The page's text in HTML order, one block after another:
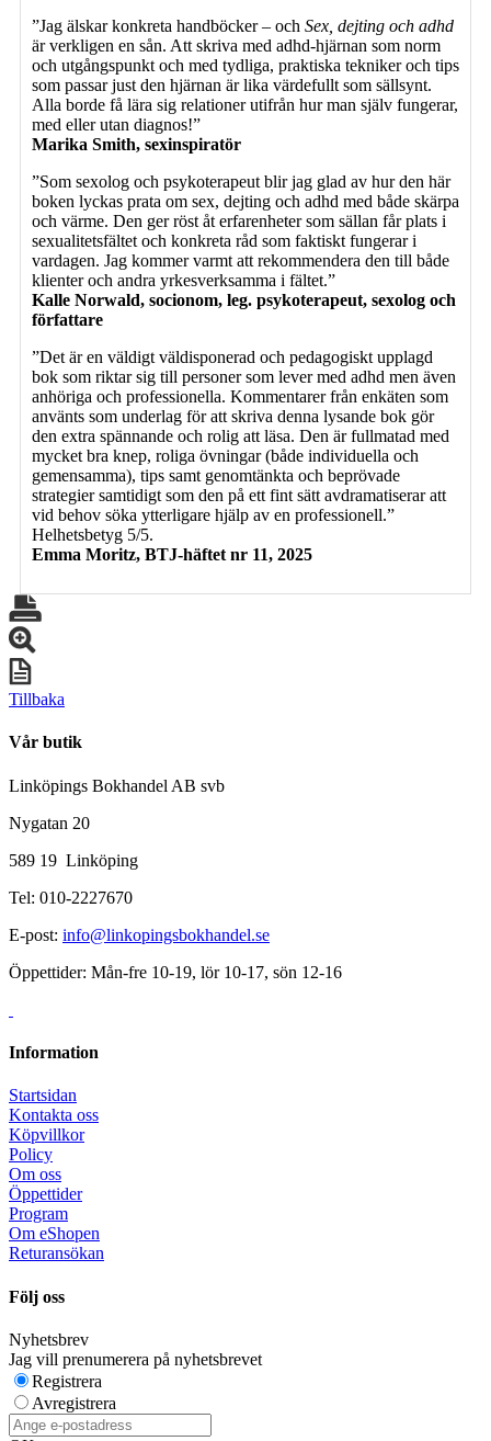
”Jag älskar konkreta handböcker – och Sex, dejting och adhd
är verkligen en sån. Att skriva med adhd-hjärnan som norm
och utgångspunkt och med tydliga, praktiska tekniker och tips
som passar just den hjärnan är lika värdefullt som sällsynt.
Alla borde få lära sig relationer utifrån hur man själv fungerar,
med eller utan diagnos!”
Marika Smith, sexinspiratör
”Som sexolog och psykoterapeut blir jag glad av hur den här
boken lyckas prata om sex, dejting och adhd med både skärpa
och värme. Den ger röst åt erfarenheter som sällan får plats i
sexualitetsfältet och konkreta råd som faktiskt fungerar i
vardagen. Jag kommer varmt att rekommendera den till både
klienter och andra yrkesverksamma i fältet.”
Kalle Norwald, socionom, leg. psykoterapeut, sexolog och
författare
”Det är en väldigt väldisponerad och pedagogiskt upplagd
bok som riktar sig till personer som lever med adhd men även
anhöriga och professionella. Kommentarer från enkäten som
använts som underlag för att skriva denna lysande bok gör
den extra spännande och rolig att läsa. Den är fullmatad med
mycket bra knep, roliga övningar (både individuella och
gemensamma), tips samt genomtänkta och beprövade
strategier samtidigt som den på ett fint sätt avdramatiserar att
vid behov söka ytterligare hjälp av en professionell.”
Helhetsbetyg 5/5.
Emma Moritz, BTJ-häftet nr 11, 2025
Tillbaka
Vår butik
Linköpings Bokhandel AB svb
Nygatan 20
589 19 Linköping
Tel: 010-2227670
E-post: info@linkopingsbokhandel.se
Öppettider: Mån-fre 10-19, lör 10-17, sön 12-16
Information
Startsidan
Kontakta oss
Köpvillkor
Policy
Om oss
Öppettider
Program
Om eShopen
Returansökan
Följ oss
Nyhetsbrev
Jag vill prenumerera på nyhetsbrevet
Registrera
Avregistrera